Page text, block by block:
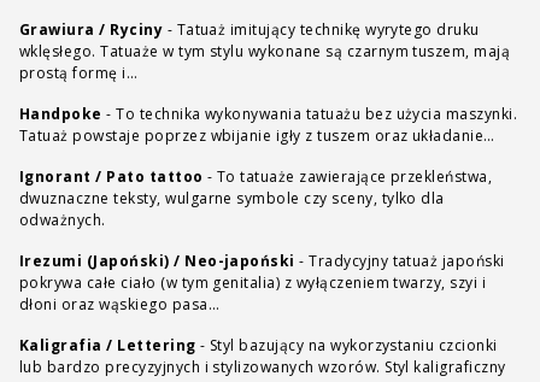
Grawiura / Ryciny - Tatuaż imitujący technikę wyrytego druku
wklęsłego. Tatuaże w tym stylu wykonane są czarnym tuszem, mają
prostą formę i…
Handpoke - To technika wykonywania tatuażu bez użycia maszynki.
Tatuaż powstaje poprzez wbijanie igły z tuszem oraz układanie…
Ignorant / Pato tattoo - To tatuaże zawierające przekleństwa,
dwuznaczne teksty, wulgarne symbole czy sceny, tylko dla
odważnych.
Irezumi (Japoński) / Neo-japoński - Tradycyjny tatuaż japoński
pokrywa całe ciało (w tym genitalia) z wyłączeniem twarzy, szyi i
dłoni oraz wąskiego pasa…
Kaligrafia / Lettering - Styl bazujący na wykorzystaniu czcionki
lub bardzo precyzyjnych i stylizowanych wzorów. Styl kaligraficzny